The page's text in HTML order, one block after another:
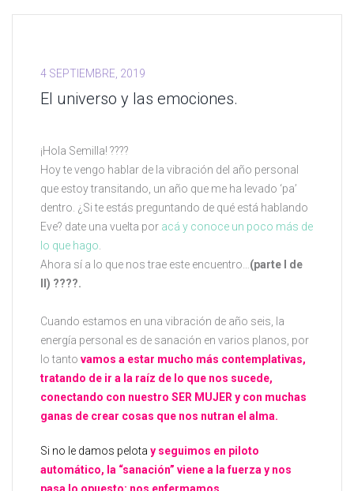
4 SEPTIEMBRE, 2019
El universo y las emociones.
¡Hola Semilla! ????
Hoy te vengo hablar de la vibración del año personal
que estoy transitando, un año que me ha levado ‘pa’
dentro. ¿Si te estás preguntando de qué está hablando
Eve? date una vuelta por acá y conoce un poco más de
lo que hago
Ahora sí a lo que nos trae este encuentro… (parte I de
II) ????.
Cuando estamos en una vibración de año seis, la
energía personal es de sanación en varios planos, por
lo tanto vamos a estar mucho más contemplativas,
tratando de ir a la raíz de lo que nos sucede,
conectando con nuestro SER MUJER y con muchas
ganas de crear cosas que nos nutran el alma.
Si no le damos pelota y seguimos en piloto
automático, la “sanación” viene a la fuerza y nos